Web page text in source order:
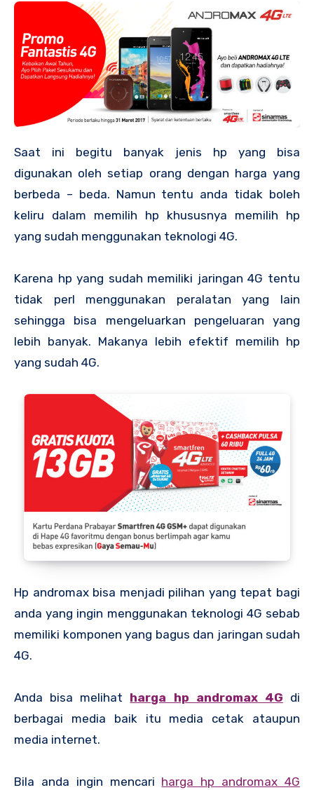
Saat ini begitu banyak jenis hp yang bisa
digunakan oleh setiap orang dengan harga yang
berbeda – beda. Namun tentu anda tidak boleh
keliru dalam memilih hp khususnya memilih hp
yang sudah menggunakan teknologi 4G.
Karena hp yang sudah memiliki jaringan 4G tentu
tidak perl menggunakan peralatan yang lain
sehingga bisa mengeluarkan pengeluaran yang
lebih banyak. Makanya lebih efektif memilih hp
yang sudah 4G.
Hp andromax bisa menjadi pilihan yang tepat bagi
anda yang ingin menggunakan teknologi 4G sebab
memiliki komponen yang bagus dan jaringan sudah
4G.
Anda bisa melihat harga hp andromax 4G di
berbagai media baik itu media cetak ataupun
media internet.
Bila anda ingin mencari harga hp andromax 4G